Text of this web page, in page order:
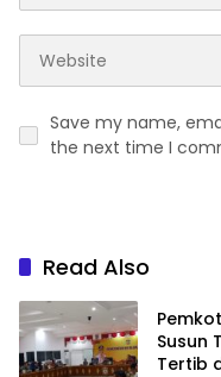
Save my name,
the next time I
Read Also
Susun
Tertib